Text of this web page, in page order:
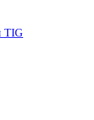
TIG